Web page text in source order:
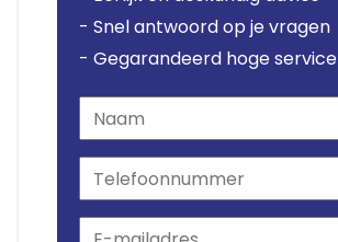
- Snel antwoord op je vragen
- Gegarandeerd hoge service